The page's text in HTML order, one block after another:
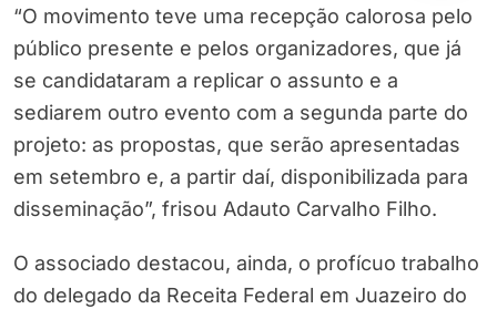
“O movimento teve uma recepção calorosa pelo
público presente e pelos organizadores, que já
se candidataram a replicar o assunto e a
sediarem outro evento com a segunda parte do
projeto: as propostas, que serão apresentadas
em setembro e, a partir daí, disponibilizada para
disseminação”, frisou Adauto Carvalho Filho.
O associado destacou, ainda, o profícuo trabalho
do delegado da Receita Federal em Juazeiro do